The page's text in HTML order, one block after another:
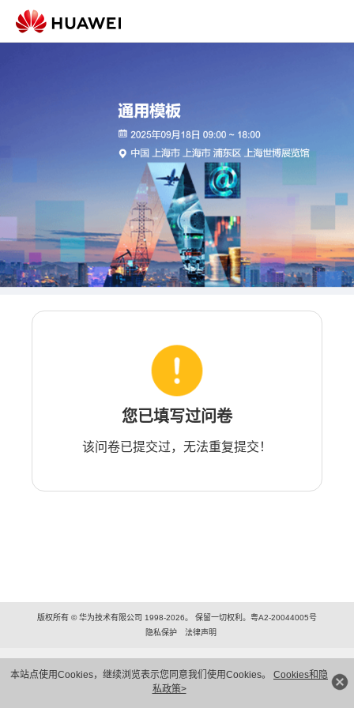
本站点使用Cookies，继续浏览表示您同意我们使用Cookies。 Cookies和隐
私政策>
您已填写过问卷
该问卷已提交过，无法重复提交！
版权所有 © 华为技术有限公司 1998-2026。 保留一切权利。粤A2-20044005号
隐私保护
法律声明